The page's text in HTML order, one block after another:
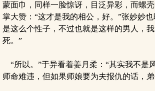
蒙面巾，同样一脸惊讶，目泛异彩，而螺
掌大赞：“这才是我的相公，好。”张妙妙
是这么个性子，不过也就是这样的男人，
死。”
“所以。”于异看着姜月柔：“其实我不是
师命难违，但如果师娘要为夫报仇的话，